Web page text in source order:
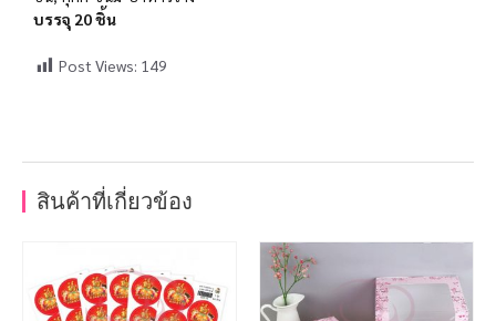
บรรจุ 20 ชิ้น
Post Views: 149
สินค้าที่เกี่ยวข้อง